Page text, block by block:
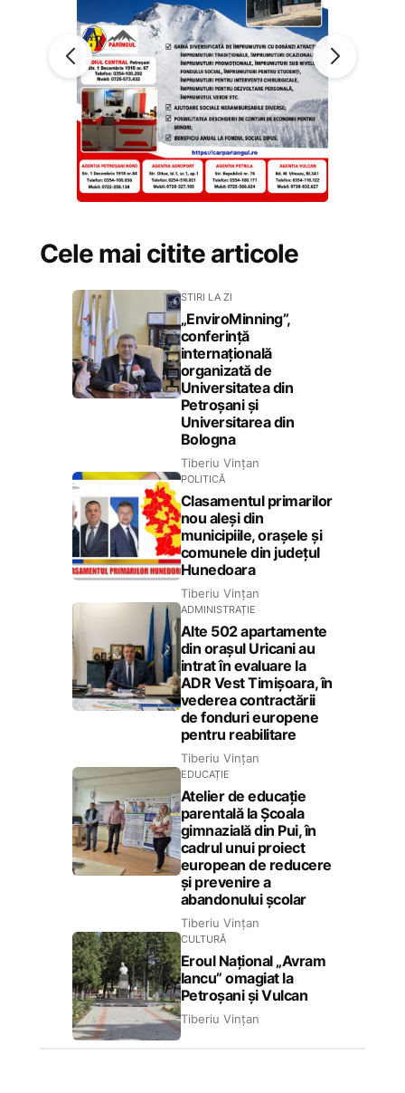
Cele mai citite articole
STIRI LA ZI
„EnviroMinning”,
conferință
internațională
organizată de
Universitatea din
Petroșani și
Universitarea din
Bologna
Tiberiu Vințan
POLITICĂ
Clasamentul primarilor
nou aleși din
municipiile, orașele și
comunele din județul
Hunedoara
Tiberiu Vințan
ADMINISTRAȚIE
Alte 502 apartamente
din orașul Uricani au
intrat în evaluare la
ADR Vest Timișoara, în
vederea contractării
de fonduri europene
pentru reabilitare
Tiberiu Vințan
EDUCAȚIE
Atelier de educație
parentală la Școala
gimnazială din Pui, în
cadrul unui proiect
european de reducere
și prevenire a
abandonului școlar
Tiberiu Vințan
CULTURĂ
Eroul Național „Avram
Iancu” omagiat la
Petroșani și Vulcan
Tiberiu Vințan